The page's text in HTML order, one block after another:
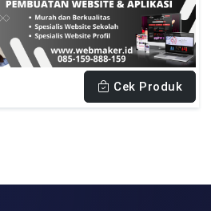
Cek Produk